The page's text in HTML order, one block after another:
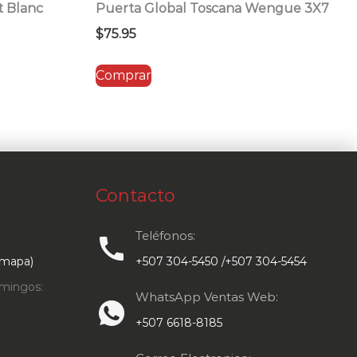
Blanc
Puerta Global Toscana Wengue 3X7
$75.95
Comprar
Contacto
call Teléfonos:
+507 304-5450 /+507 304-5454
WhatsApp Ventas Web:
+507 6618-8185